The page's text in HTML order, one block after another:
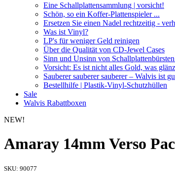
Eine Schallplattensammlung | vorsicht!
Schön, so ein Koffer-Plattenspieler ...
Ersetzen Sie einen Nadel rechtzeitig -
Was ist Vinyl?
LP's für weniger Geld reinigen
Über die Qualität von CD-Jewel Cases
Sinn und Unsinn von
Vorsicht: Es ist nicht alles Gold, was
Sauberer sauberer sauberer – Walvis ist
Bestellhilfe | Plastik-Vinyl-Schutzhüllen
Sale
Walvis Rabattboxen
NEW!
Amaray 14mm Verso
SKU: 90077